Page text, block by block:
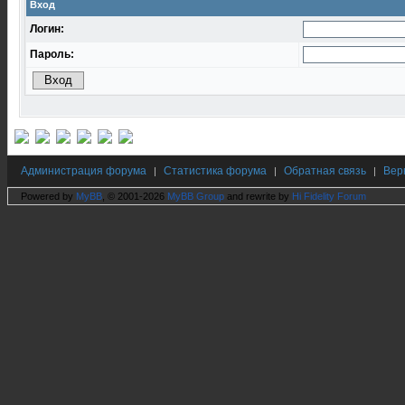
Вход
Логин:
Пароль:
Администрация форума | Статистика форума | Обратная связь |
Powered by MyBB , © 2001-2026 MyBB Group and rewrite by Hi Fidelity Forum